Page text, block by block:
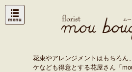
Skip
花束やアレンジメントはもちろん
ケなども得意とする花屋さん「